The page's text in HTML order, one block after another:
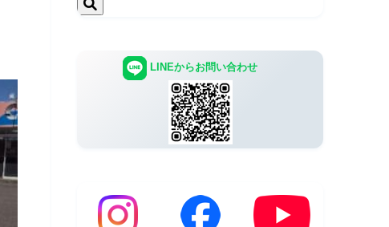
LINEからお問い合わせ